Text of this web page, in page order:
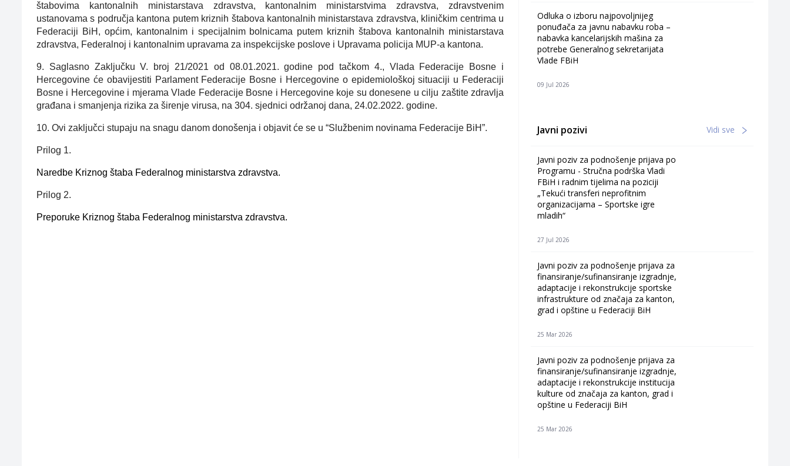
štabovima kantonalnih ministarstava zdravstva, kantonalnim ministarstvima zdravstva, zdravstvenim
ustanovama s područja kantona putem kriznih štabova kantonalnih ministarstava zdravstva, kliničkim centrima u
Federaciji BiH, općim, kantonalnim i specijalnim bolnicama putem kriznih štabova kantonalnih ministarstava
zdravstva, Federalnoj i kantonalnim upravama za inspekcijske poslove i Upravama policija MUP-a kantona.
9. Saglasno Zaključku V. broj 21/2021 od 08.01.2021. godine pod tačkom 4., Vlada Federacije Bosne i
Hercegovine će obavijestiti Parlament Federacije Bosne i Hercegovine o epidemiološkoj situaciji u Federaciji
Bosne i Hercegovine i mjerama Vlade Federacije Bosne i Hercegovine koje su donesene u cilju zaštite zdravlja
građana i smanjenja rizika za širenje virusa, na 304. sjednici održanoj dana, 24.02.2022. godine.
10. Ovi zaključci stupaju na snagu danom donošenja i objavit će se u “Službenim novinama Federacije BiH”.
Prilog 1.
Naredbe Kriznog štaba Federalnog ministarstva zdravstva.
Prilog 2.
Preporuke Kriznog štaba Federalnog ministarstva zdravstva.
Odluka o izboru najpovoljnijeg
ponuđača za javnu nabavku roba –
nabavka kancelarijskih mašina za
potrebe Generalnog sekretarijata
Vlade FBiH
09 Jul 2026
Javni pozivi Vidi sve
Javni poziv za podnošenje prijava po
Programu - Stručna podrška Vladi
FBiH i radnim tijelima na poziciji
„Tekući transferi neprofitnim
organizacijama – Sportske igre
mladih“
27 Jul 2026
Javni poziv za podnošenje prijava za
finansiranje/sufinansiranje izgradnje,
adaptacije i rekonstrukcije sportske
infrastrukture od značaja za kanton,
grad i opštine u Federaciji BiH
25 Mar 2026
Javni poziv za podnošenje prijava za
finansiranje/sufinansiranje izgradnje,
adaptacije i rekonstrukcije institucija
kulture od značaja za kanton, grad i
opštine u Federaciji BiH
25 Mar 2026